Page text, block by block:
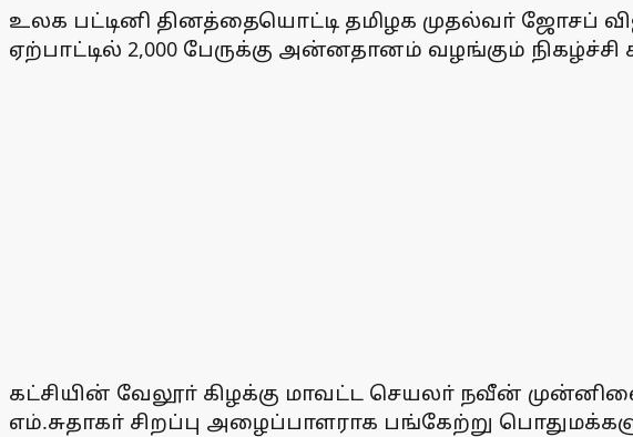
உலக பட்டினி தினத்தையொட்டி தமிழக முதல்வா் ஜோசப்
ஏற்பாட்டில் 2,000 பேருக்கு அன்னதானம் வழங்கும்
கட்சியின் வேலூா் கிழக்கு மாவட்ட செயலா் நவீன்
எம்.சுதாகா் சிறப்பு அழைப்பாளராக பங்கேற்று